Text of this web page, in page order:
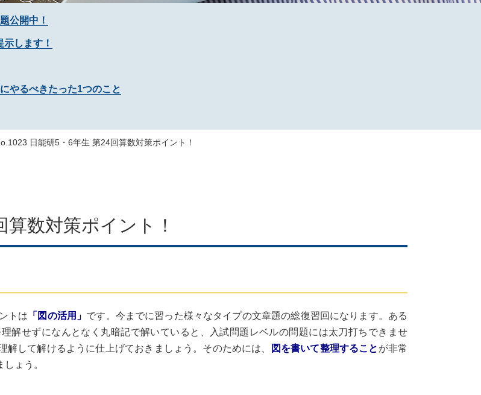
公開中！
します！
やるべきたった1つのこと
日能研5・6年生 第24回算数対策ポイント！
数対策ポイント！
トは 「図の活用」 です。今までに習った様々なタイプの文章題の総復習回になります。ある
解せずになんとなく丸暗記で解いていると、入試問題レベルの問題には太刀打ちできませ
解して解けるように仕上げておきましょう。そのためには、 図を書いて整理すること が非常
ょう。